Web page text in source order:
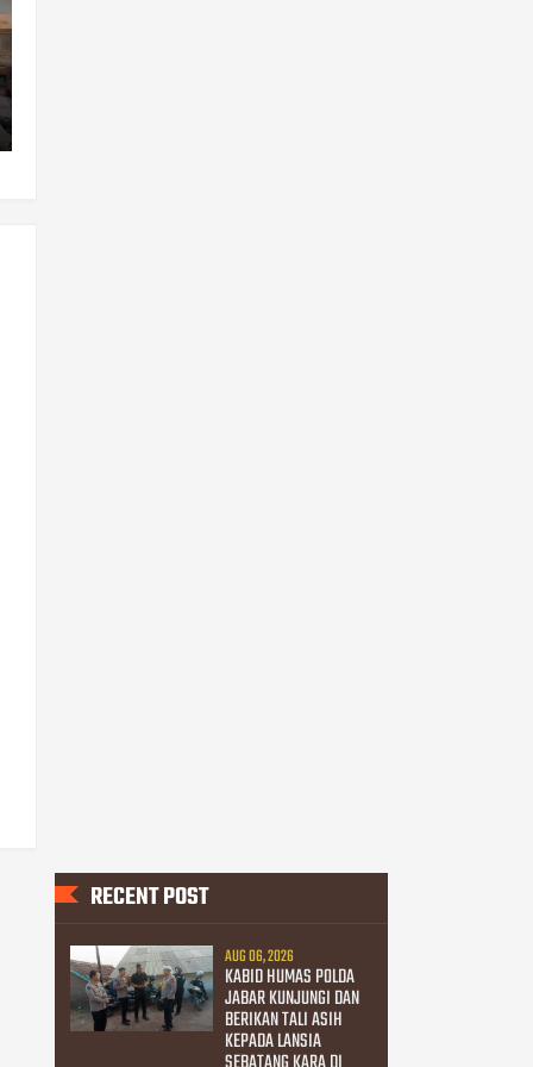
RECENT POST
AUG 06, 2026
KABID HUMAS POLDA
JABAR KUNJUNGI DAN
BERIKAN TALI ASIH
KEPADA LANSIA